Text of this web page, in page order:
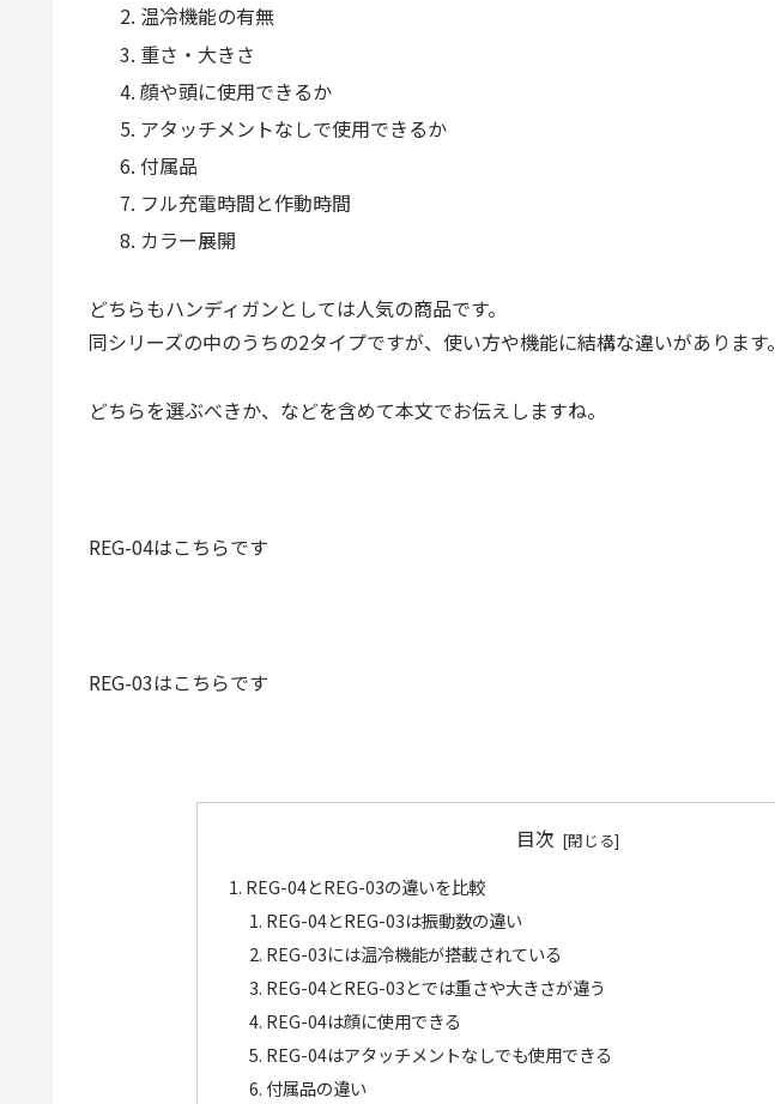
温冷機能の有無
重さ・大きさ
顔や頭に使用できるか
アタッチメントなしで使用できるか
付属品
フル充電時間と作動時間
カラー展開
どちらもハンディガンとしては人気の商品です。
同シリーズの中のうちの2タイプですが、使い方や機能に結構な違いがあります。
どちらを選ぶべきか、などを含めて本文でお伝えしますね。
REG-04はこちらです
REG-03はこちらです
目次
REG-04とREG-03の違いを比較
REG-04とREG-03は振動数の違い
REG-03には温冷機能が搭載されている
REG-04とREG-03とでは重さや大きさが違う
REG-04は顔に使用できる
REG-04はアタッチメントなしでも使用できる
付属品の違い